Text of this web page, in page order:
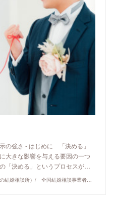
の強さ - はじめに 「決める」
大きな影響を与える要因の一つ
「決める」というプロセスが…
ショパン・マリアージュ（北海道釧路市の結婚相談所）/ 全国結婚相談事業者連盟正規加盟店 / cherry-piano.com